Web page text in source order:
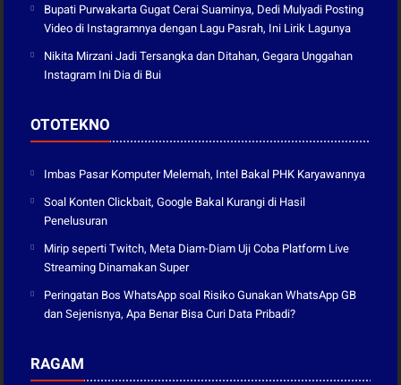
Bupati Purwakarta Gugat Cerai Suaminya, Dedi Mulyadi Posting
Video di Instagramnya dengan Lagu Pasrah, Ini Lirik Lagunya
Nikita Mirzani Jadi Tersangka dan Ditahan, Gegara Unggahan
Instagram Ini Dia di Bui
OTOTEKNO
Imbas Pasar Komputer Melemah, Intel Bakal PHK Karyawannya
Soal Konten Clickbait, Google Bakal Kurangi di Hasil
Penelusuran
Mirip seperti Twitch, Meta Diam-Diam Uji Coba Platform Live
Streaming Dinamakan Super
Peringatan Bos WhatsApp soal Risiko Gunakan WhatsApp GB
dan Sejenisnya, Apa Benar Bisa Curi Data Pribadi?
RAGAM